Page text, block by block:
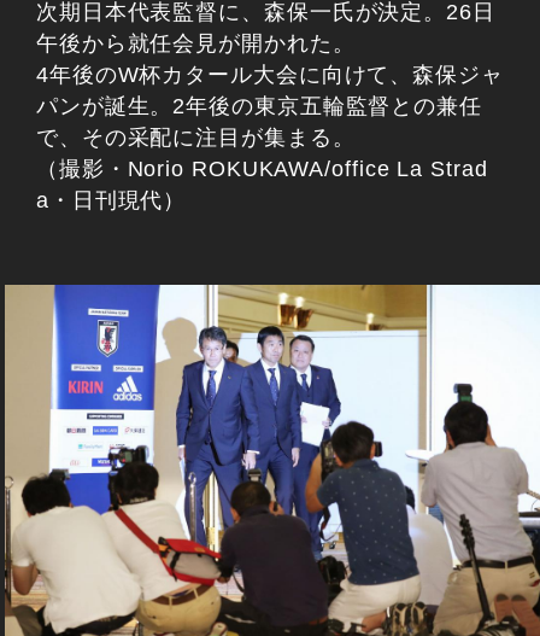
次期日本代表監督に、森保一氏が決定。26日
午後から就任会見が開かれた。
4年後のW杯カタール大会に向けて、森保ジャ
パンが誕生。2年後の東京五輪監督との兼任
で、その采配に注目が集まる。
（撮影・Norio ROKUKAWA/office La Strad
a・日刊現代）